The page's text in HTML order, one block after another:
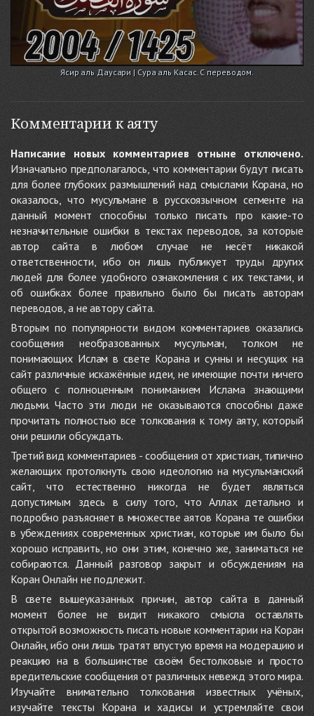
Ясир аль Даусари | Сура аль Касас. С переводом.
Комментарии к аяту
Написание новых комментариев отныне отключено.
Изначально предполагалось, что комментарии будут писать
для более глубоких размышлений над смыслами Корана, но
оказалось, что мусульмане в русскоязычном сегменте на
данный момент способны только писать про какие-то
незначительные ошибки в текстах переводов, за которые
автор сайта в любом случае не несёт никакой
ответственности, ибо он лишь публикует труды других
людей для более удобного ознакомления с их текстами, и
об ошибках более правильно было бы писать авторам
переводов, а не автору сайта.
Вторым по популярности видом комментариев оказались
сообщения необразованных мусульман, толком не
понимающих Ислам в свете Корана и сунны и несущих на
сайт различные искажённые идеи, не имеющие почти ничего
общего с полноценным пониманием Ислама знающими
людьми. Часто эти люди не оказываются способны даже
прочитать полностью все толкования к тому аяту, который
они решили обсуждать.
Третий вид комментариев - сообщения от христиан, типично
желающих протолкнуть свою идеологию на мусульманский
сайт, что естественно никогда не будет являться
допустимым здесь в силу того, что Аллах детально и
подробно разъясняет в множестве аятов Корана те ошибки
в убеждениях современных христиан, которые им было бы
хорошо исправить, но они этим, конечно же, заниматься не
собираются. Данный разговор закрыт и обсуждениям на
Коран Онлайн не подлежит.
В свете вышеуказанных причин, автор сайта в данный
момент более не видит никакого смысла оставлять
открытой возможность писать новые комментарии на Коран
Онлайн, ибо они лишь тратят впустую время на модерацию и
реакцию на в большинстве своём бестолковые и просто
вредительские сообщения от различных невежд этого мира.
Изучайте внимательно толкования известных учёных,
изучайте тексты Корана и хадисы и устремляйте свои